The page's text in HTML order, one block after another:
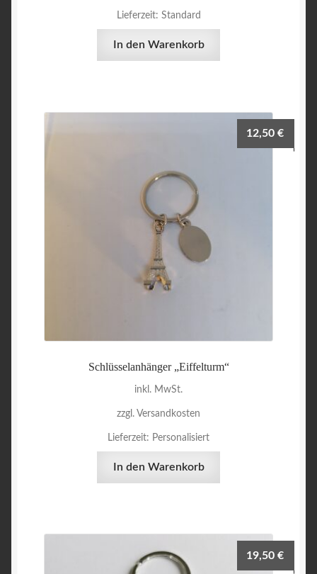
Lieferzeit: Standard
In den Warenkorb
Schlüsselanhänger „Eiffelturm“
12,50€
inkl. MwSt.
zzgl. Versandkosten
Lieferzeit: Personalisiert
In den Warenkorb
19,50€